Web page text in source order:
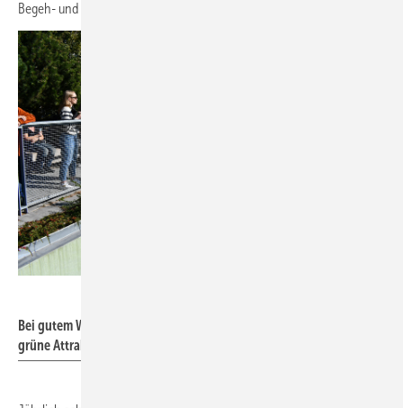
Begeh- und Erlebbarkeit.
Bei gutem Wetter besichtigen tausende Menschen pro Tag die
grüne Attraktion